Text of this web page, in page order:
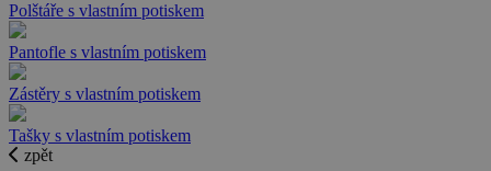
Polštáře s vlastním potiskem
Pantofle s vlastním potiskem
Zástěry s vlastním potiskem
Tašky s vlastním potiskem
zpět